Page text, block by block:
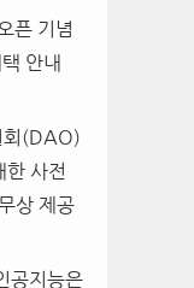
픈 기념
안내
회(DAO)
한 사전
상 제공
공지능은